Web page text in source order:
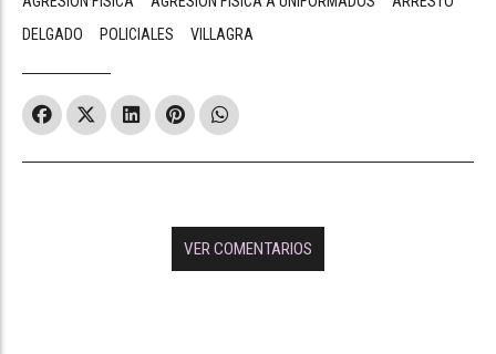
DELGADO
POLICIALES VILLAGRA
VER COMENTARIOS